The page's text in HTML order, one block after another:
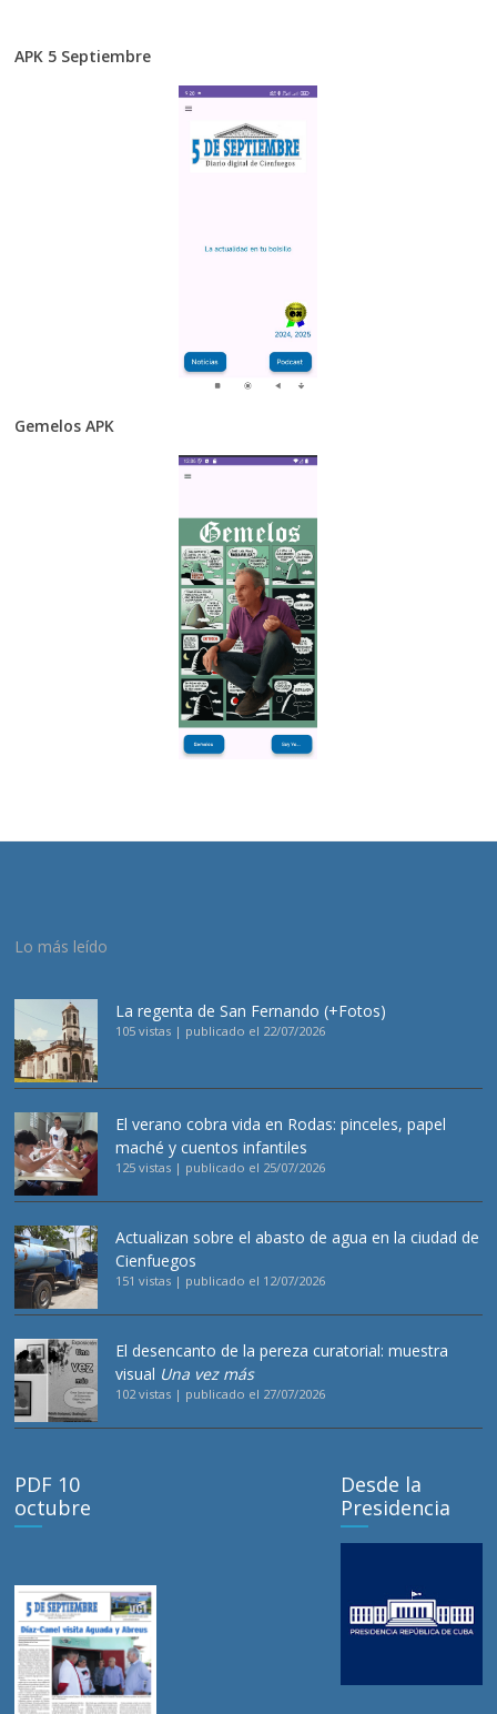
APK 5 Septiembre
Gemelos APK
Lo más leído
La regenta de San Fernando (+Fotos)
105 vistas | publicado el 22/07/2026
El verano cobra vida en Rodas: pinceles, papel
maché y cuentos infantiles
125 vistas | publicado el 25/07/2026
Actualizan sobre el abasto de agua en la ciudad de
Cienfuegos
151 vistas | publicado el 12/07/2026
El desencanto de la pereza curatorial: muestra
visual Una vez más
102 vistas | publicado el 27/07/2026
PDF 10
octubre
Desde la
Presidencia